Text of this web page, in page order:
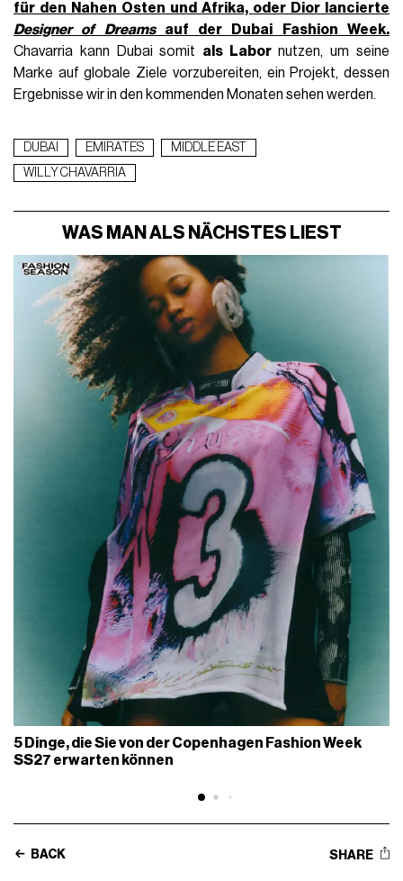
für den Nahen Osten und Afrika, oder Diorlancierte
Designer of Dreamsauf der Dubai Fashion Week.
Chavarria kann Dubai somit als Labornutzen, um seine
Marke auf globale Ziele vorzubereiten, ein Projekt, dessen
Ergebnisse wir in den kommenden Monaten sehen werden.
DUBAI EMIRATES
MIDDLE EAST
WILLY CHAVARRIA
WAS MAN ALS NÄCHSTES LIEST
5 Dinge, die Sie von der Copenhagen Fashion Week
SS27 erwarten können
BACK SHARE